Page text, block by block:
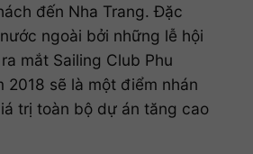
đến Nha Trang. Đặc
ngoài bởi những lễ hội
mắt Sailing Club Phu
2018 sẽ là một điểm nhán
trị toàn bộ dự án tăng cao